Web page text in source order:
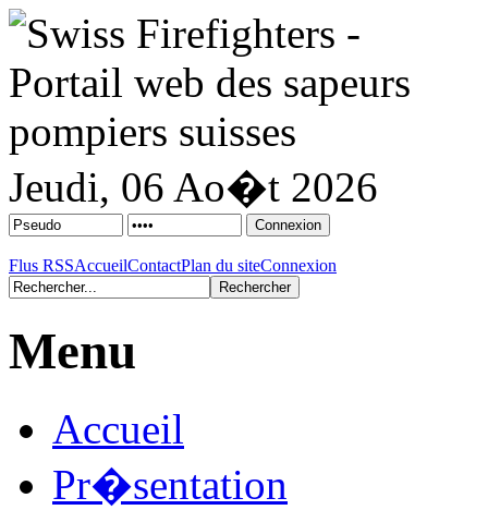
Jeudi, 06 Ao�t 2026
Flus RSSAccueilContactPlan du siteConnexion
Menu
Accueil
Pr�sentation